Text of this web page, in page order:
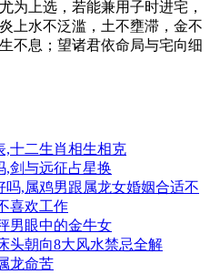
为上选，若能兼用子时进宅，
上水不泛滥，土不壅滞，金不
不息；望诸君依命局与宅向细
,十二生肖相生相克
,剑与远征占星换
吗,属鸡男跟属龙女婚姻合适不
喜欢工作
男眼中的金牛女
头朝向8大风水禁忌全解
龙命苦